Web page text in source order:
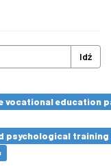
Idź
vocational education
psychological